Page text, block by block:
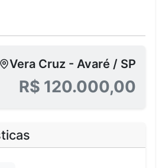
Vera Cruz - Avaré / SP
R$ 120.000,00